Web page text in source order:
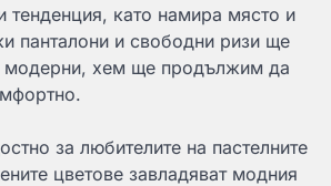
тенденция, като намира място и
панталони и свободни ризи ще
модерни, хем ще продължим да
за любителите на пастелните
цветове завладяват модния